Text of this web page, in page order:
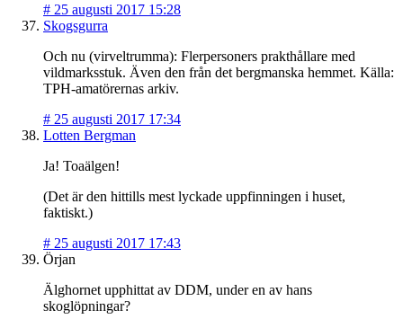
# 25 augusti 2017 15:28
Skogsgurra
Och nu (virveltrumma): Flerpersoners prakthållare med
vildmarksstuk. Även den från det bergmanska hemmet. Källa:
TPH-amatörernas arkiv.
# 25 augusti 2017 17:34
Lotten Bergman
Ja! Toaälgen!
(Det är den hittills mest lyckade uppfinningen i huset,
faktiskt.)
# 25 augusti 2017 17:43
Örjan
Älghornet upphittat av DDM, under en av hans
skoglöpningar?